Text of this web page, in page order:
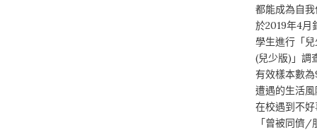
都能成為自
於2019年4月
學生進行「
(兒少版)」調
有效樣本數
遭遇的生活
在校遇到不
「曾被同儕/